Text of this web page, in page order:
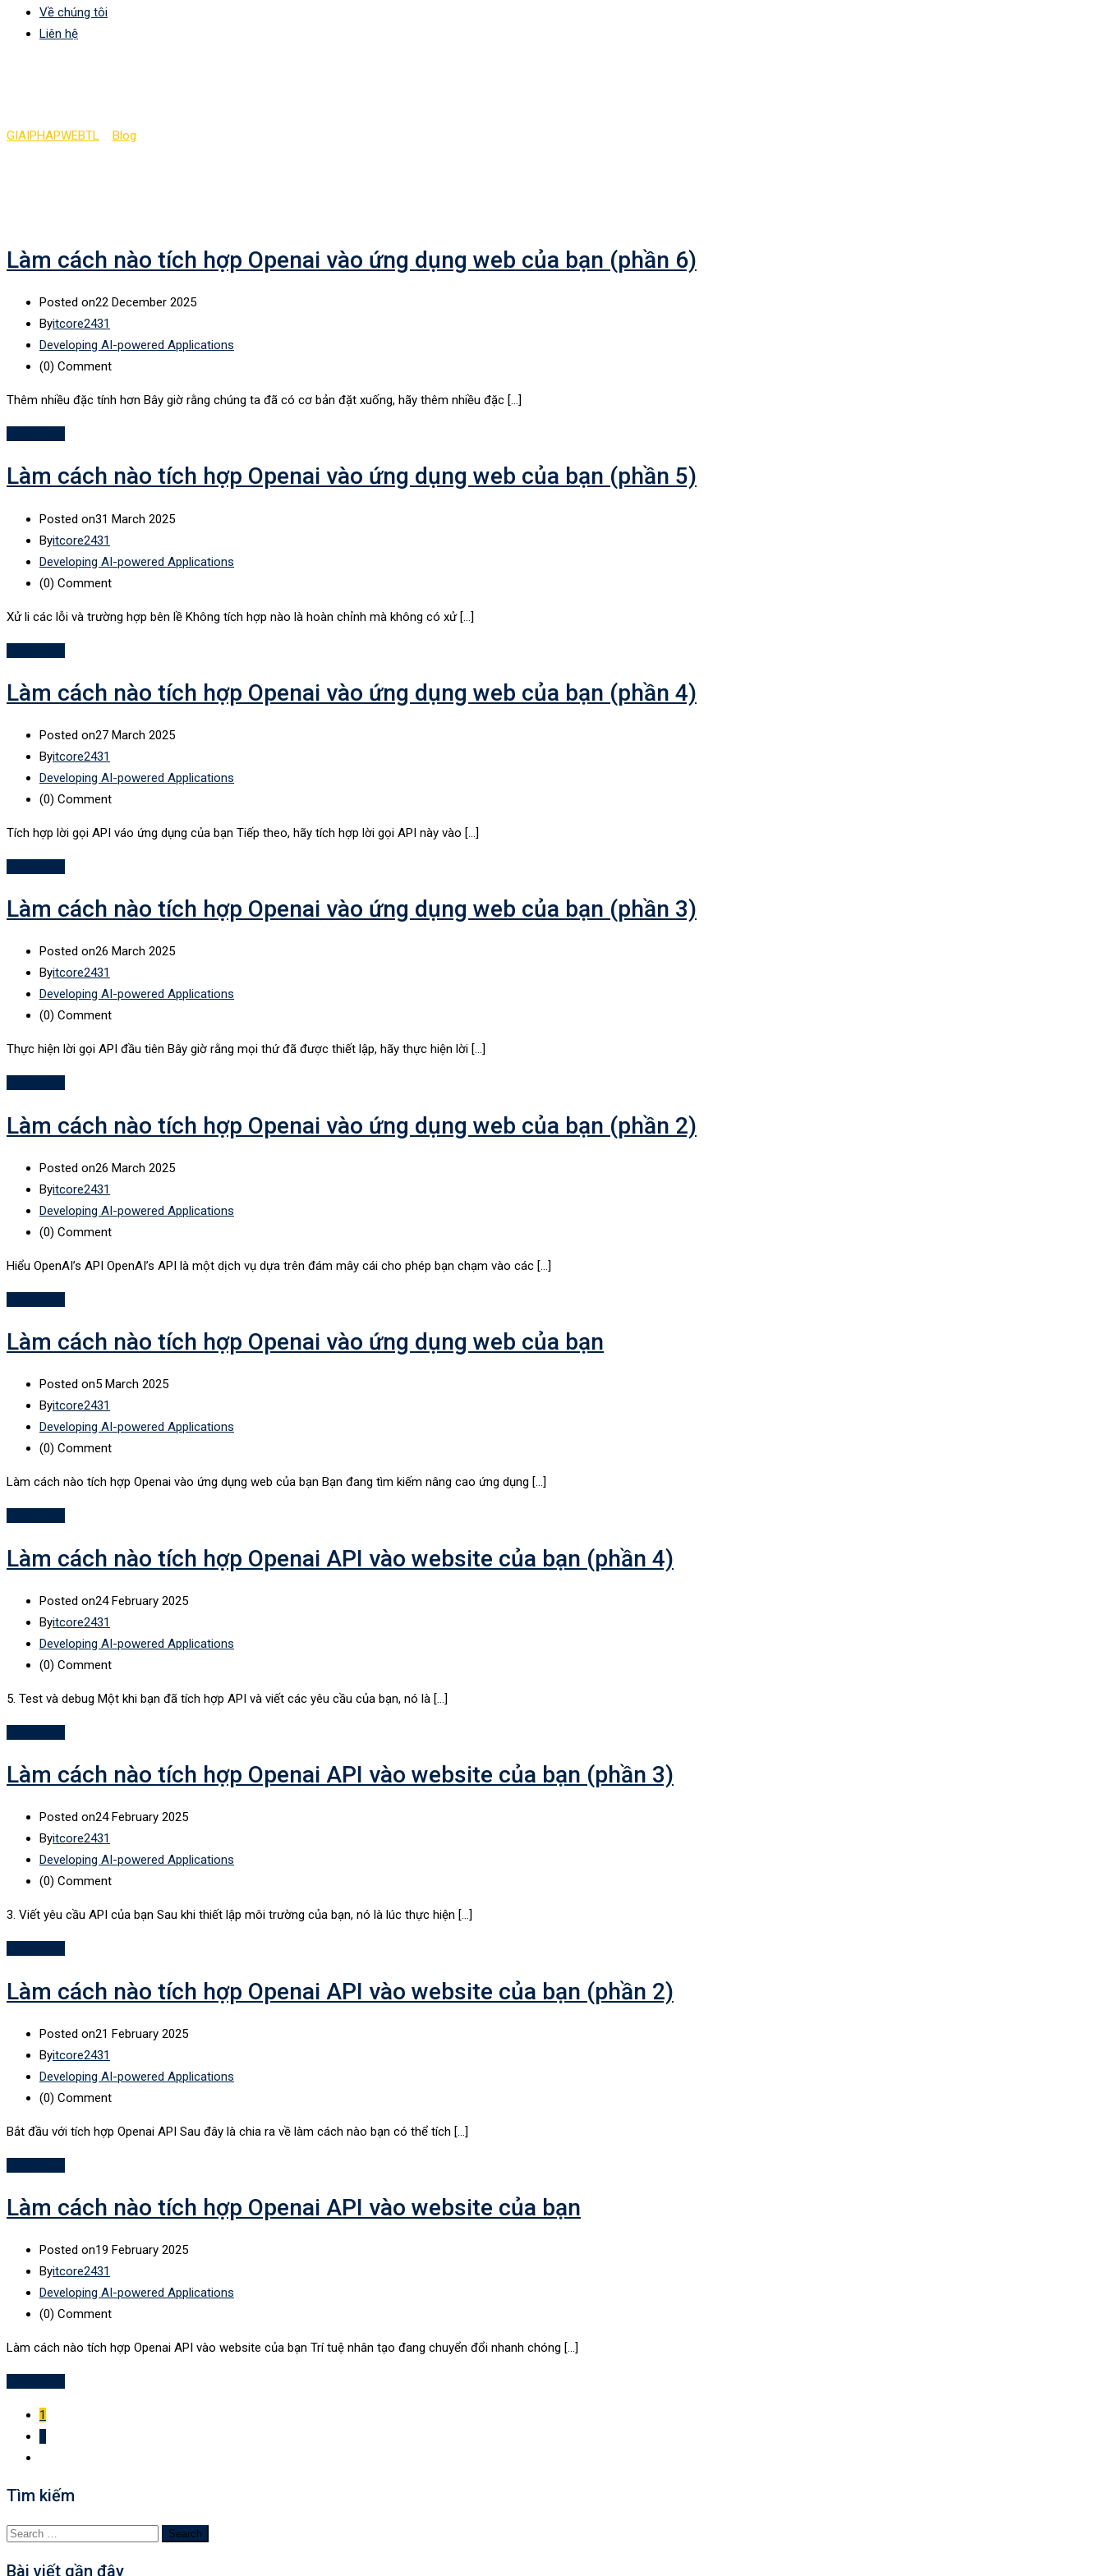
Về chúng tôi
Liên hệ
GIAIPHAPWEBTL Blog
Làm cách nào tích hợp Openai vào ứng dụng web của bạn (phần 6)
Posted on22 December 2025
Byitcore2431
Developing AI-powered Applications
(0) Comment
Thêm nhiều đặc tính hơn Bây giờ rằng chúng ta đã có cơ bản đặt xuống, hãy thêm nhiều đặc […]
Làm cách nào tích hợp Openai vào ứng dụng web của bạn (phần 5)
Posted on31 March 2025
Byitcore2431
Developing AI-powered Applications
(0) Comment
Xử li các lỗi và trường hợp bên lề Không tích hợp nào là hoàn chỉnh mà không có xử […]
Làm cách nào tích hợp Openai vào ứng dụng web của bạn (phần 4)
Posted on27 March 2025
Byitcore2431
Developing AI-powered Applications
(0) Comment
Tích hợp lời gọi API váo ứng dụng của bạn Tiếp theo, hãy tích hợp lời gọi API này vào […]
Làm cách nào tích hợp Openai vào ứng dụng web của bạn (phần 3)
Posted on26 March 2025
Byitcore2431
Developing AI-powered Applications
(0) Comment
Thực hiện lời gọi API đầu tiên Bây giờ rằng mọi thứ đã được thiết lập, hãy thực hiện lời […]
Làm cách nào tích hợp Openai vào ứng dụng web của bạn (phần 2)
Posted on26 March 2025
Byitcore2431
Developing AI-powered Applications
(0) Comment
Hiểu OpenAI’s API OpenAI’s API là một dịch vụ dựa trên đám mây cái cho phép bạn chạm vào các […]
Làm cách nào tích hợp Openai vào ứng dụng web của bạn
Posted on5 March 2025
Byitcore2431
Developing AI-powered Applications
(0) Comment
Làm cách nào tích hợp Openai vào ứng dụng web của bạn Bạn đang tìm kiếm nâng cao ứng dụng […]
Làm cách nào tích hợp Openai API vào website của bạn (phần 4)
Posted on24 February 2025
Byitcore2431
Developing AI-powered Applications
(0) Comment
5. Test và debug Một khi bạn đã tích hợp API và viết các yêu cầu của bạn, nó là […]
Làm cách nào tích hợp Openai API vào website của bạn (phần 3)
Posted on24 February 2025
Byitcore2431
Developing AI-powered Applications
(0) Comment
3. Viết yêu cầu API của bạn Sau khi thiết lập môi trường của bạn, nó là lúc thực hiện […]
Làm cách nào tích hợp Openai API vào website của bạn (phần 2)
Posted on21 February 2025
Byitcore2431
Developing AI-powered Applications
(0) Comment
Bắt đầu với tích hợp Openai API Sau đây là chia ra về làm cách nào bạn có thể tích […]
Làm cách nào tích hợp Openai API vào website của bạn
Posted on19 February 2025
Byitcore2431
Developing AI-powered Applications
(0) Comment
Làm cách nào tích hợp Openai API vào website của bạn Trí tuệ nhân tạo đang chuyển đổi nhanh chóng […]
1
Tìm kiếm
Search
Bài viết gần đây